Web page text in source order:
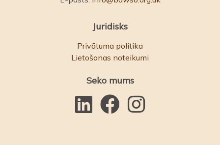
Juridisks
Privātuma politika
Lietošanas noteikumi
Seko mums